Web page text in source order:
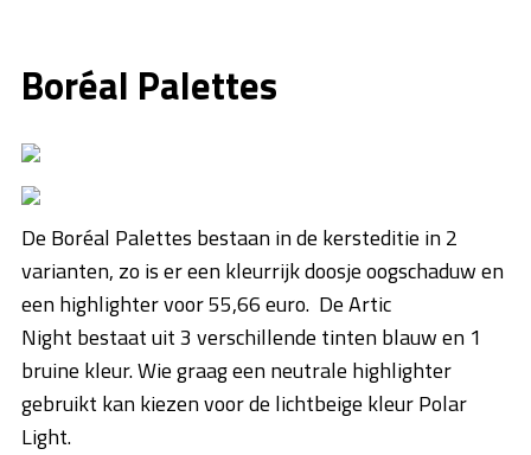
Boréal Palettes
De Boréal Palettes bestaan in de kersteditie in 2
varianten, zo is er een kleurrijk doosje oogschaduw en
een highlighter voor 55,66 euro. De Artic
Night bestaat uit 3 verschillende tinten blauw en 1
bruine kleur. Wie graag een neutrale highlighter
gebruikt kan kiezen voor de lichtbeige kleur Polar
Light.